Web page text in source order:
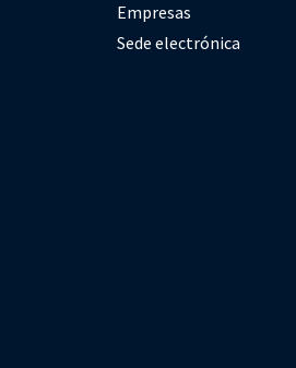
Empresas
Sede electrónica